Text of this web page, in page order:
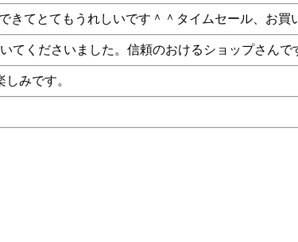
きてとてもうれしいです＾＾タイムセール、お
くださいました。信頼のおけるショップさんで
みです。